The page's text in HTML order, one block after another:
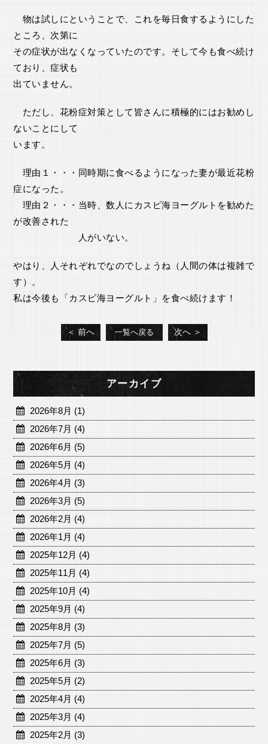
物は試しにということで、これを毎日食するようにした
ところ、次第に
その症状が出なくなっていたのです。そして今も食べ続け
ており、症状も
出ていません。
ただし、花粉症対策として皆さんに積極的にはお勧めし
ないことにして
います。
理由１・・・同時期に食べるようになった妻が最近花粉
症になった。
理由２・・・当時、数人にカスピ海ヨーグルトを勧めた
が改善された
人がいない。
やはり、人それぞれでなのでしょうね（人間の体は複雑で
す）。
私は今後も「カスピ海ヨーグルト」を食べ続けます！
＜ 前へ 一覧へ戻る 次へ ＞
アーカイブ
2026年8月 (1)
2026年7月 (4)
2026年6月 (5)
2026年5月 (4)
2026年4月 (3)
2026年3月 (5)
2026年2月 (4)
2026年1月 (4)
2025年12月 (4)
2025年11月 (4)
2025年10月 (4)
2025年9月 (4)
2025年8月 (3)
2025年7月 (5)
2025年6月 (3)
2025年5月 (2)
2025年4月 (4)
2025年3月 (4)
2025年2月 (3)